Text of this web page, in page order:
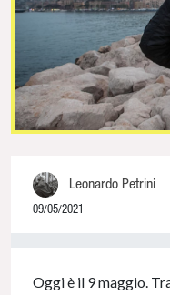
Leonardo Petrini
09/05/2021
Oggi è il 9 maggio.